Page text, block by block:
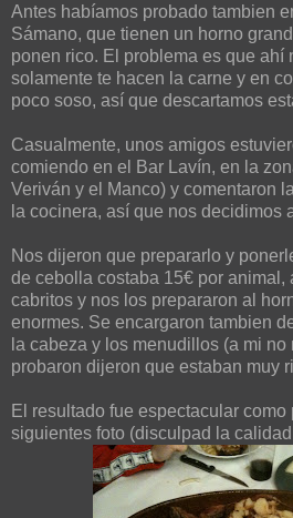
Antes habíamos probado tambien
Sámano, que tienen un horno
ponen rico. El problema es que ahí
solamente te hacen la carne y en
poco soso, así que descartamos
Casualmente, unos amigos
comiendo en el Bar Lavín, en la
Veriván y el Manco) y comentaron
la cocinera, así que nos decidimos
Nos dijeron que prepararlo y
de cebolla costaba 15€ por
cabritos y nos los prepararon al
enormes. Se encargaron tambien
la cabeza y los menudillos (a mi
probaron dijeron que estaban muy
El resultado fue espectacular
siguientes foto (disculpad la